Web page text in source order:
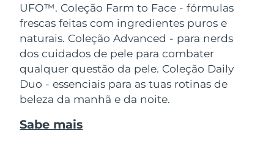
UFO™. Coleção Farm to Face - fórmulas
frescas feitas com ingredientes puros e
naturais. Coleção Advanced - para nerds
dos cuidados de pele para combater
qualquer questão da pele. Coleção Daily
Duo - essenciais para as tuas rotinas de
beleza da manhã e da noite.
Sabe mais